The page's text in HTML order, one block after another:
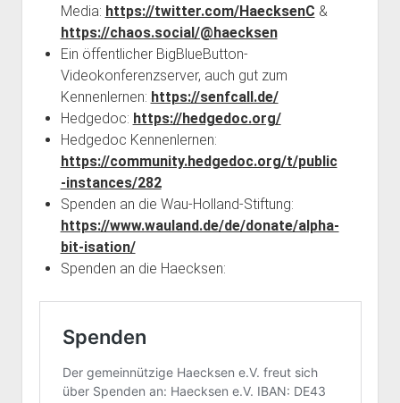
Media: https://twitter.com/HaecksenC &
https://chaos.social/@haecksen
Ein öffentlicher BigBlueButton-
Videokonferenzserver, auch gut zum
Kennenlernen: https://senfcall.de/
Hedgedoc: https://hedgedoc.org/
Hedgedoc Kennenlernen:
https://community.hedgedoc.org/t/public
-instances/282
Spenden an die Wau-Holland-Stiftung:
https://www.wauland.de/de/donate/alpha-
bit-isation/
Spenden an die Haecksen: